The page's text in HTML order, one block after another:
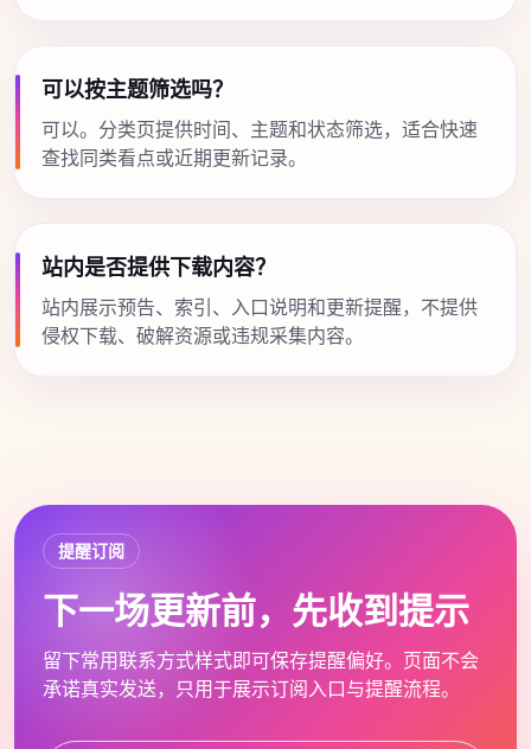
可以按主题筛选吗？
可以。分类页提供时间、主题和状态筛选，适合快速
查找同类看点或近期更新记录。
站内是否提供下载内容？
站内展示预告、索引、入口说明和更新提醒，不提供
侵权下载、破解资源或违规采集内容。
提醒订阅
下一场更新前，先收到提示
留下常用联系方式样式即可保存提醒偏好。页面不会
承诺真实发送，只用于展示订阅入口与提醒流程。